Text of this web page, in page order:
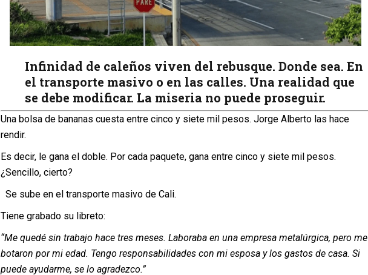
Infinidad de caleños viven del rebusque. Donde sea. En
el transporte masivo o en las calles. Una realidad que
se debe modificar. La miseria no puede proseguir.
Una bolsa de bananas cuesta entre cinco y siete mil pesos. Jorge Alberto las hace
rendir.
Es decir, le gana el doble. Por cada paquete, gana entre cinco y siete mil pesos.
¿Sencillo, cierto?
Se sube en el transporte masivo de Cali.
Tiene grabado su libreto:
“Me quedé sin trabajo hace tres meses. Laboraba en una empresa metalúrgica, pero me
botaron por mi edad. Tengo responsabilidades con mi esposa y los gastos de casa. Si
puede ayudarme, se lo agradezco.”